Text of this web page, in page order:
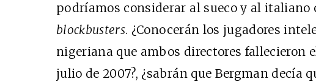
podríamos considerar al sueco y al italiano
blockbusters. ¿Conocerán los jugadores
nigeriana que ambos directores fallecieron
julio de 2007?, ¿sabrán que Bergman decía